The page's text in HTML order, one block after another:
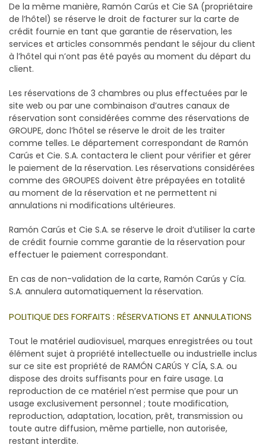
De la même manière, Ramón Carús et Cie SA (propriétaire
de l’hôtel) se réserve le droit de facturer sur la carte de
crédit fournie en tant que garantie de réservation, les
services et articles consommés pendant le séjour du client
à l’hôtel qui n’ont pas été payés au moment du départ du
client.
Les réservations de 3 chambres ou plus effectuées par le
site web ou par une combinaison d’autres canaux de
réservation sont considérées comme des réservations de
GROUPE, donc l’hôtel se réserve le droit de les traiter
comme telles. Le département correspondant de Ramón
Carús et Cie. S.A. contactera le client pour vérifier et gérer
le paiement de la réservation. Les réservations considérées
comme des GROUPES doivent être prépayées en totalité
au moment de la réservation et ne permettent ni
annulations ni modifications ultérieures.
Ramón Carús et Cie S.A. se réserve le droit d’utiliser la carte
de crédit fournie comme garantie de la réservation pour
effectuer le paiement correspondant.
En cas de non-validation de la carte, Ramón Carús y Cía.
S.A. annulera automatiquement la réservation.
POLITIQUE DES FORFAITS : RÉSERVATIONS ET ANNULATIONS
Tout le matériel audiovisuel, marques enregistrées ou tout
élément sujet à propriété intellectuelle ou industrielle inclus
sur ce site est propriété de RAMÓN CARÚS Y CÍA, S.A. ou
dispose des droits suffisants pour en faire usage. La
reproduction de ce matériel n’est permise que pour un
usage exclusivement personnel ; toute modification,
reproduction, adaptation, location, prêt, transmission ou
toute autre diffusion, même partielle, non autorisée,
restant interdite.